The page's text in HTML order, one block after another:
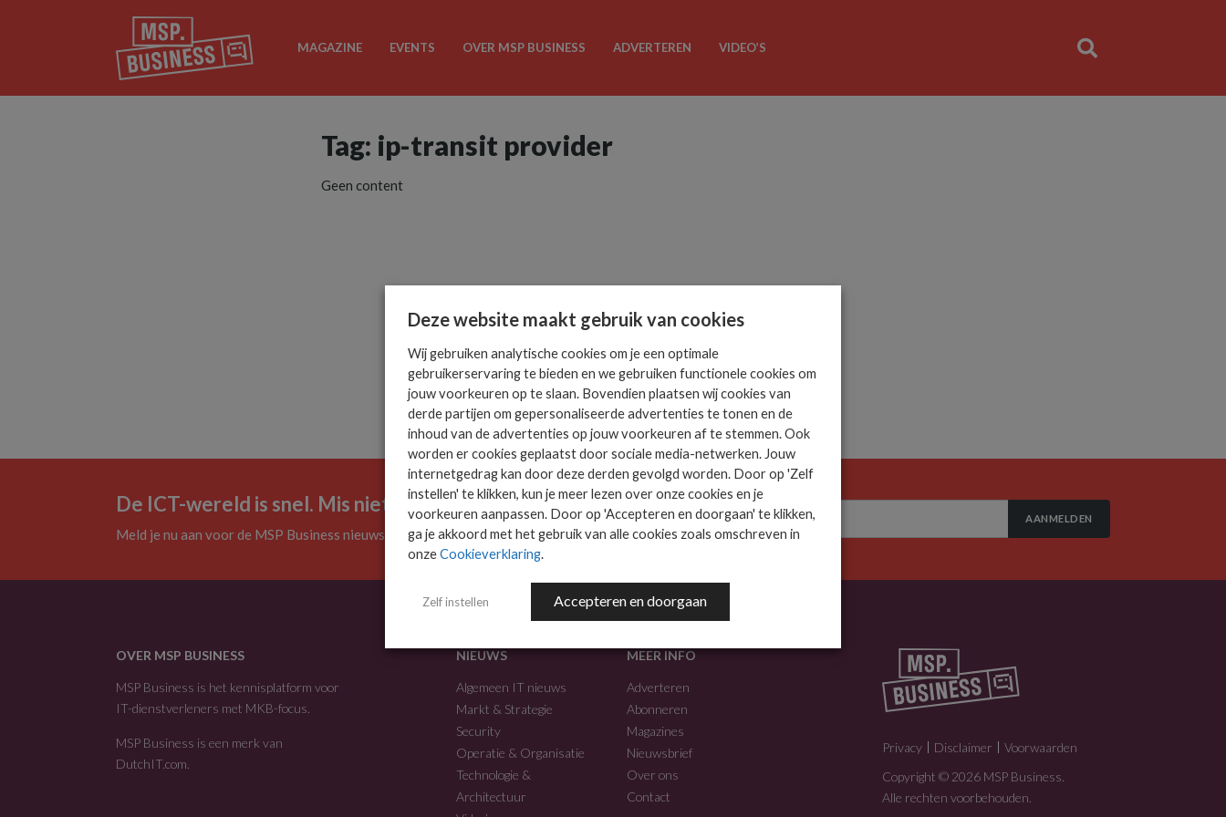
MAGAZINE EVENTS OVER MSP BUSINESS ADVERTEREN VIDEO’S
Tag: ip-transit provider
Geen content
De ICT-wereld is snel. Mis niets.
Meld je nu aan voor de MSP Business nieuwsbrief.
AANMELDEN
OVER MSP BUSINESS
MSP Business is het kennisplatform voor
IT-dienstverleners met MKB-focus.
MSP Business is een merk van
DutchIT.com
NIEUWS
Algemeen IT nieuws
Markt & Strategie
Security
Operatie & Organisatie
Technologie &
Architectuur
MEER INFO
Adverteren
Abonneren
Magazines
Nieuwsbrief
Over ons
Contact
Privacy Disclaimer
Voorwaarden
Copyright © 2026 MSP Business.
Alle rechten voorbehouden.
Deze website maakt gebruik van cookies
Wij gebruiken analytische cookies om je een optimale
gebruikerservaring te bieden en we gebruiken functionele cookies om
jouw voorkeuren op te slaan. Bovendien plaatsen wij cookies van
derde partijen om gepersonaliseerde advertenties te tonen en de
inhoud van de advertenties op jouw voorkeuren af te stemmen. Ook
worden er cookies geplaatst door sociale media-netwerken. Jouw
internetgedrag kan door deze derden gevolgd worden. Door op 'Zelf
instellen' te klikken, kun je meer lezen over onze cookies en je
voorkeuren aanpassen. Door op 'Accepteren en doorgaan' te klikken,
ga je akkoord met het gebruik van alle cookies zoals omschreven in
onzeCookieverklaring.
Zelf instellen Accepteren en doorgaan